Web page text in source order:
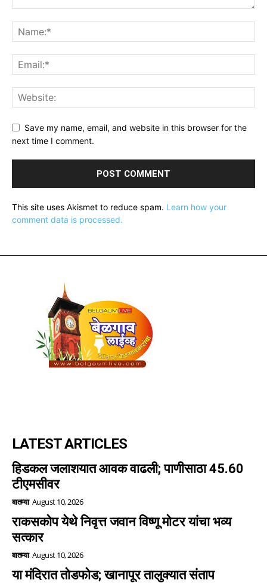
Save my name, email, and website in this browser for the
next time I comment.
This site uses Akismet to reduce spam. Learn how your
comment data is processed.
LATEST ARTICLES
हिडकल जलाशयात आवक वाढली; पाणीसाठा 45.60
टीएमसीवर
बातम्या August 10, 2026
राकसकोप येथे निवृत्त जवान विष्णू मोटर यांचा भव्य
सत्कार
बातम्या August 10, 2026
या मंदिरात तोडफोड; खानापूर तालुक्यात संताप